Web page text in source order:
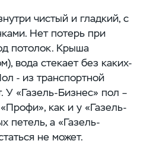
чистый и гладкий, с
Нет потерь при
потолок. Крыша
вода стекает без каких-
- из транспортной
У «Газель-Бизнес» пол –
как и у «Газель-
петель, а «Газель-
не может.